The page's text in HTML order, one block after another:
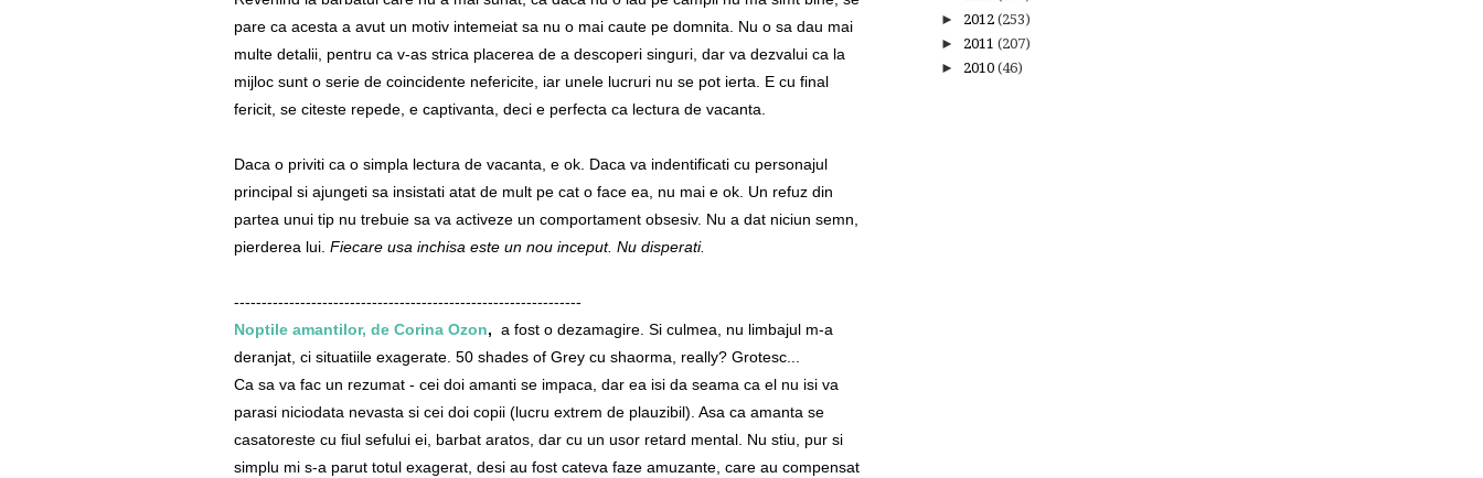
pare ca acesta a avut un motiv intemeiat sa nu o mai caute pe domnita. Nu o sa dau mai
multe detalii, pentru ca v-as strica placerea de a descoperi singuri, dar va dezvalui ca la
mijloc sunt o serie de coincidente nefericite, iar unele lucruri nu se pot ierta. E cu final
fericit, se citeste repede, e captivanta, deci e perfecta ca lectura de vacanta.
Daca o priviti ca o simpla lectura de vacanta, e ok. Daca va indentificati cu personajul
principal si ajungeti sa insistati atat de mult pe cat o face ea, nu mai e ok. Un refuz din
partea unui tip nu trebuie sa va activeze un comportament obsesiv. Nu a dat niciun semn,
pierderea lui. Fiecare usa inchisa este un nou inceput. Nu disperati.
---------------------------------------------------------------
Noptile amantilor, de Corina Ozon, a fost o dezamagire. Si culmea, nu limbajul m-a
deranjat, ci situatiile exagerate. 50 shades of Grey cu shaorma, really? Grotesc...
Ca sa va fac un rezumat - cei doi amanti se impaca, dar ea isi da seama ca el nu isi va
parasi niciodata nevasta si cei doi copii (lucru extrem de plauzibil). Asa ca amanta se
casatoreste cu fiul sefului ei, barbat aratos, dar cu un usor retard mental. Nu stiu, pur si
simplu mi s-a parut totul exagerat, desi au fost cateva faze amuzante, care au compensat
► 2012 (253)
► 2011 (207)
► 2010 (46)